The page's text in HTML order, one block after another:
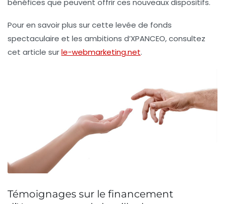
bénéfices que peuvent offrir ces nouveaux dispositifs.
Pour en savoir plus sur cette levée de fonds
spectaculaire et les ambitions d’XPANCEO, consultez
cet article surle-webmarketing.net.
Témoignages sur le financement